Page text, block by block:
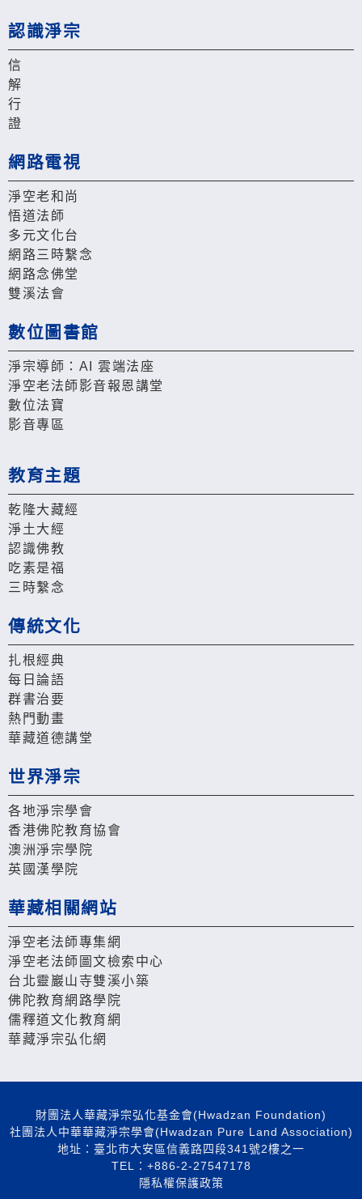
認識淨宗
信
解
行
證
網路電視
淨空老和尚
悟道法師
多元文化台
網路三時繫念
網路念佛堂
雙溪法會
數位圖書館
淨宗導師：AI 雲端法座
淨空老法師影音報恩講堂
數位法寶
影音專區
教育主題
乾隆大藏經
淨土大經
認識佛教
吃素是福
三時繫念
傳統文化
扎根經典
每日論語
群書治要
熱門動畫
華藏道德講堂
世界淨宗
各地淨宗學會
香港佛陀教育協會
澳洲淨宗學院
英國漢學院
華藏相關網站
淨空老法師專集網
淨空老法師圖文檢索中心
台北靈巖山寺雙溪小築
佛陀教育網路學院
儒釋道文化教育網
華藏淨宗弘化網
財團法人華藏淨宗弘化基金會(Hwadzan Foundation)
社團法人中華華藏淨宗學會(Hwadzan Pure Land Association)
地址：臺北市大安區信義路四段341號2樓之一
TEL：+886-2-27547178
隱私權保護政策